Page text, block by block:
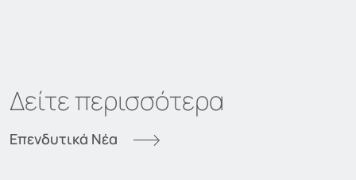
Δείτε περισσότερα
Επενδυτικά Νέα